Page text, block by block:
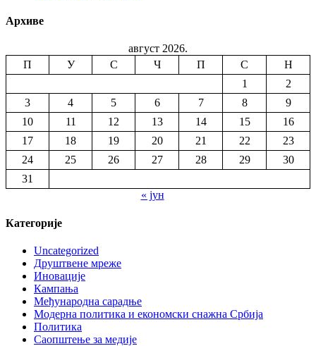
Архиве
август 2026.
П
У С Ч П С
Н
1
2
3
4 5 6 7 8
9
10
11 12 13 14 15
16
17
18 19 20 21 22
23
24
25 26 27 28 29
30
31
« јун
Категорије
Uncategorized
Друштвене мреже
Иновације
Кампања
Међународна сарадње
Модерна политика и економски снажна Србија
Политика
Саопштење за медије